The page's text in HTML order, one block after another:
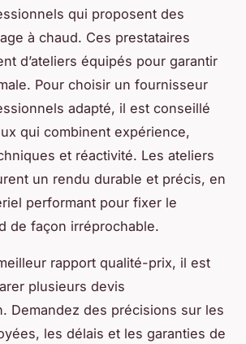
qui proposent des
à chaud. Ces prestataires
d’ateliers équipés pour garantir
Pour choisir un fournisseur
adapté, il est conseillé
qui combinent expérience,
et réactivité. Les ateliers
un rendu durable et précis, en
performant pour fixer le
de façon irréprochable.
rapport qualité-prix, il est
plusieurs devis
Demandez des précisions sur les
les délais et les garanties de